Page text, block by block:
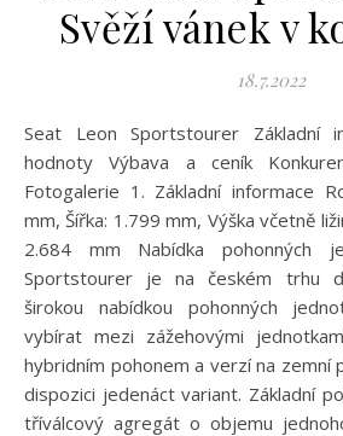
Svěží vánek v
18.7.2022
Seat Leon Sportstourer Základní informace Naměřené
hodnoty Výbava a ceník
Fotogalerie 1. Základní informace
mm, Šířka: 1.799 mm, Výška včetně
2.684 mm Nabídka pohonných
Sportstourer je na českém trhu
širokou nabídkou pohonných
vybírat mezi zážehovými
hybridním pohonem a verzí na zemní
dispozici jedenáct variant. Základní
tříválcový agregát o objemu